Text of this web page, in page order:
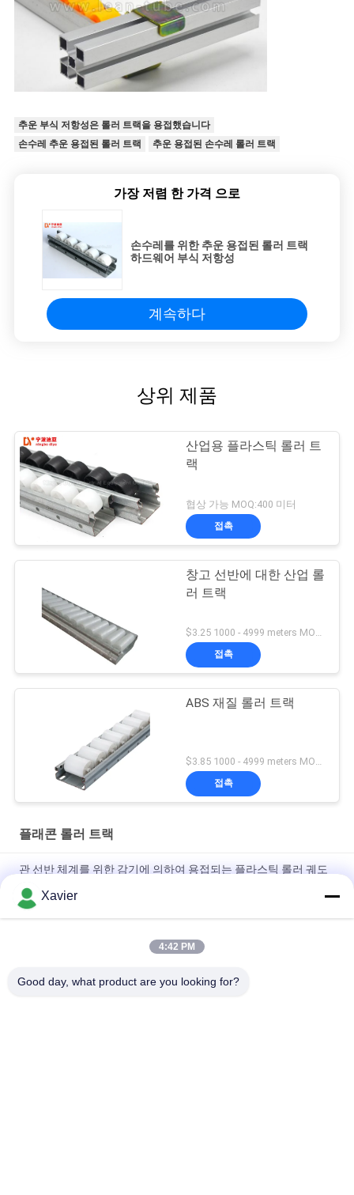
추운 부식 저항성은 롤러 트랙을 용접했습니다
손수레 추운 용접된 롤러 트랙
추운 용접된 손수레 롤러 트랙
가장 저렴 한 가격 으로
손수레를 위한 추운 용접된 롤러 트랙
하드웨어 부식 저항성
계속하다
상위 제품
산업용 플라스틱 롤러 트
랙
협상 가능 MOQ:400 미터
접촉
창고 선반에 대한 산업 롤
러 트랙
$3.25 1000 - 4999 meters MOQ:1000M
접촉
ABS 재질 롤러 트랙
$3.85 1000 - 4999 meters MOQ:1000M
접촉
플래콘 롤러 트랙
관 선반 체계를 위한 감기에 의하여 용접되는 플라스틱 롤러 궤도
파이프락 구조를 위한 DY-6033 시트 금속 프레임 팔레트 롤러 트
Xavier
4:42 PM
Good day, what product are you looking for?